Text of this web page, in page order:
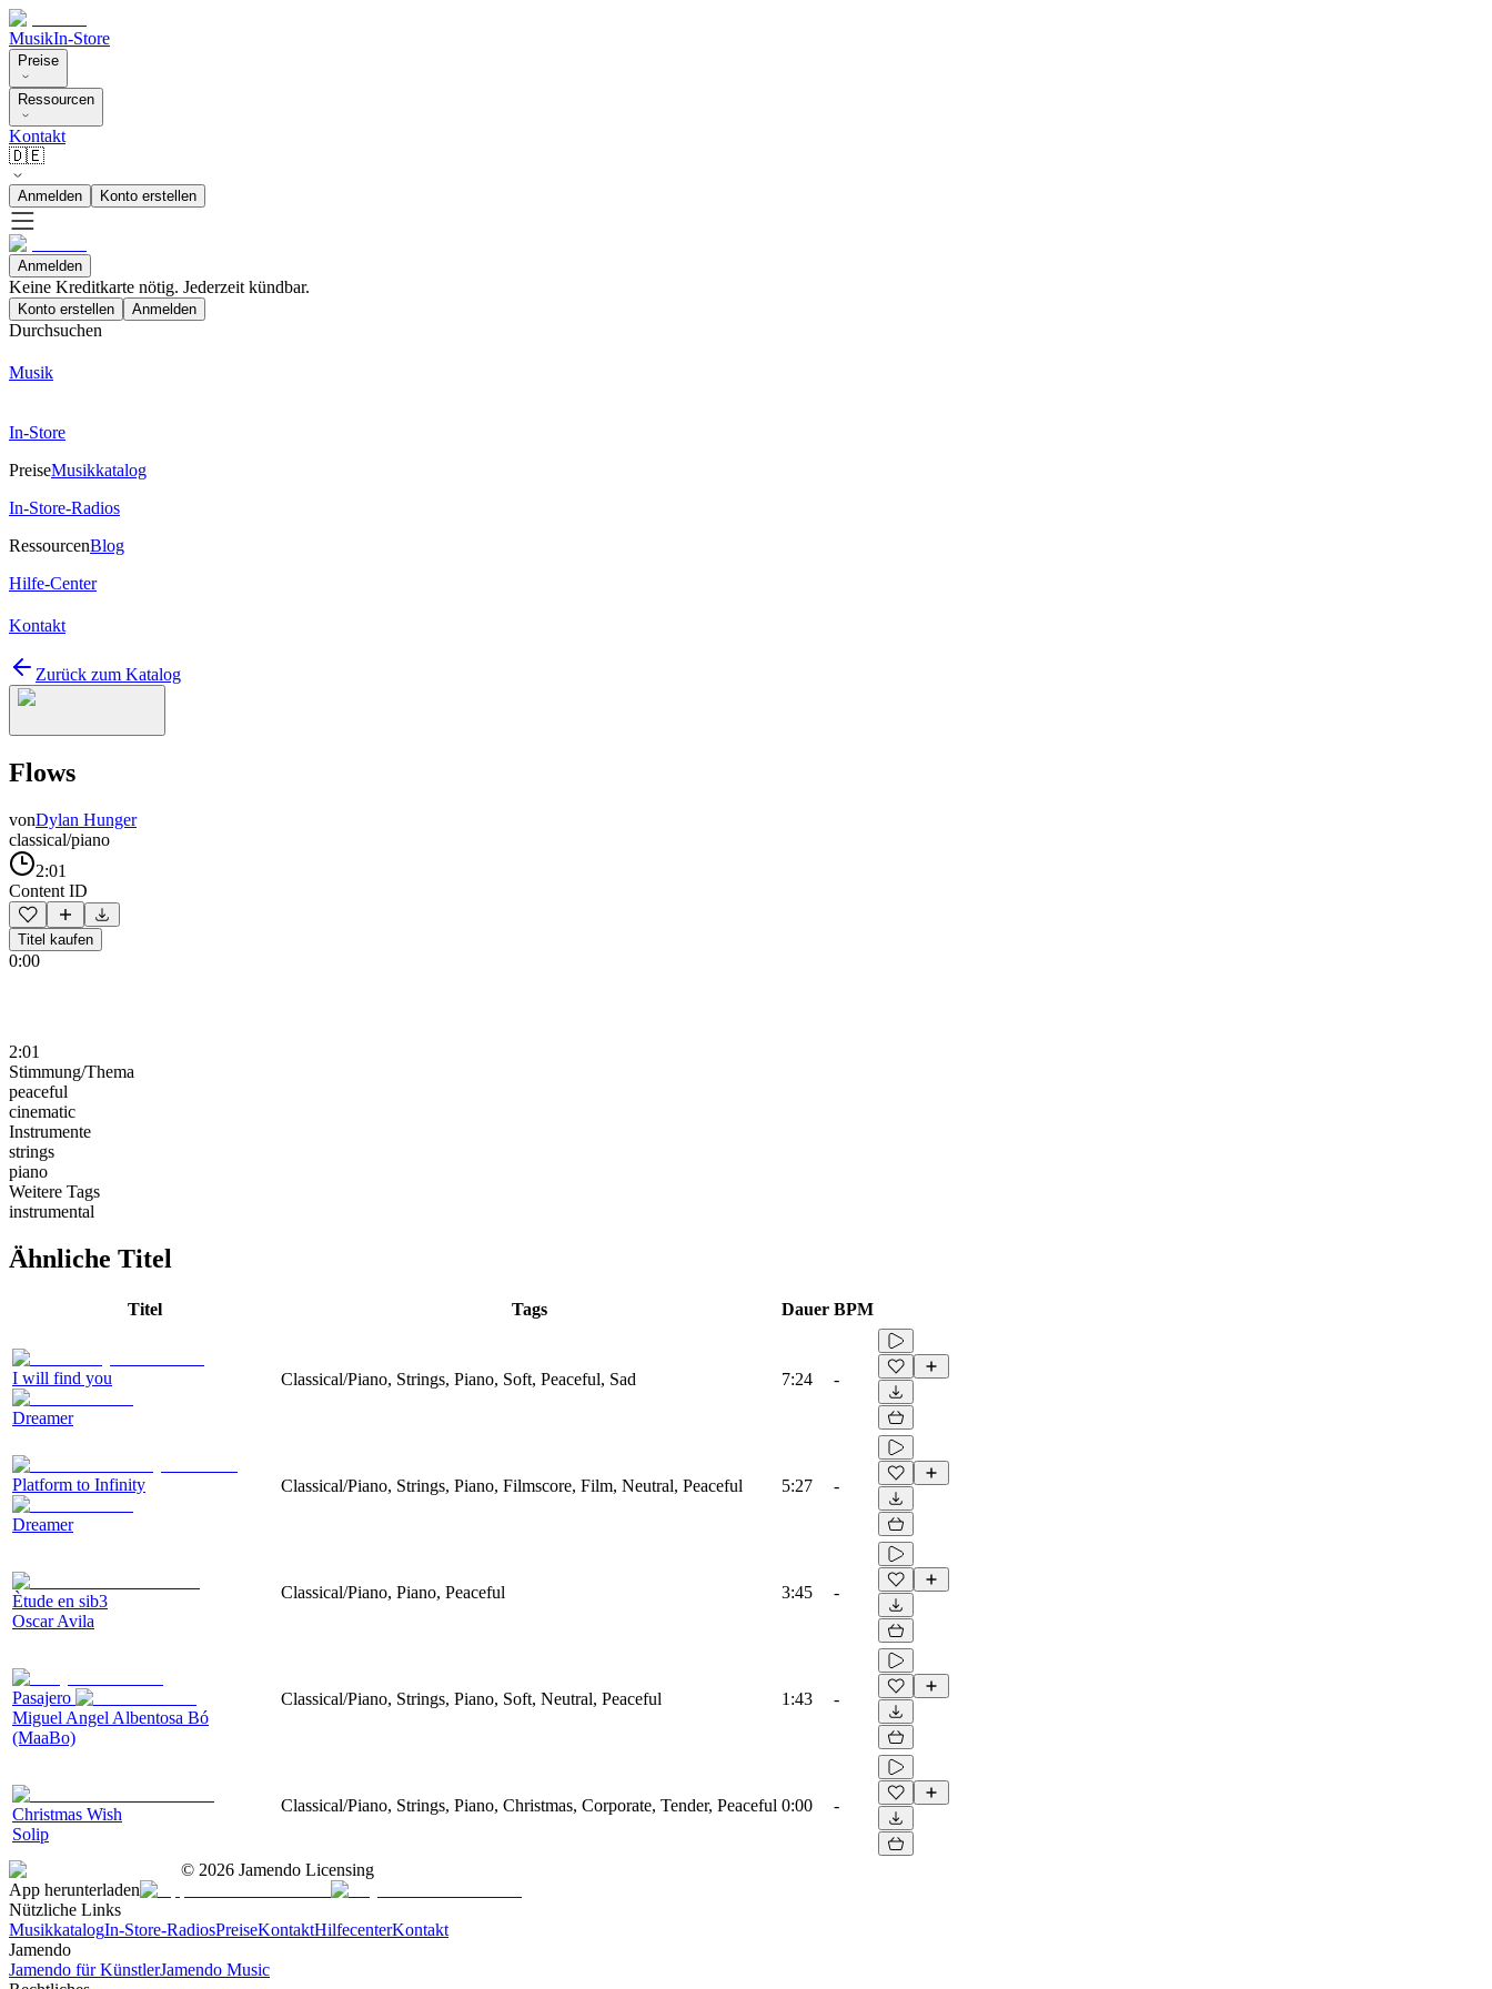
MusikIn-Store
Preise
Ressourcen
Kontakt
🇩🇪
Anmelden Konto erstellen
Anmelden
Keine Kreditkarte nötig. Jederzeit kündbar.
Konto erstellen Anmelden
Durchsuchen
Musik
In-Store
PreiseMusikkatalog
In-Store-Radios
RessourcenBlog
Hilfe-Center
Kontakt
Zurück zum Katalog
Flows
vonDylan Hunger
classical/piano
2:01
Content ID
Titel kaufen
0:00
2:01
Stimmung/Thema
peaceful
cinematic
Instrumente
strings
piano
Weitere Tags
instrumental
Ähnliche Titel
Titel Tags Dauer BPM
I will find you
Dreamer
Classical/Piano, Strings, Piano, Soft, Peaceful, Sad 7:24 -
Platform to Infinity
Dreamer
Classical/Piano, Strings, Piano, Filmscore, Film, Neutral, Peaceful 5:27 -
Ètude en sib3
Oscar Avila
Classical/Piano, Piano, Peaceful 3:45 -
Pasajero
Miguel Angel Albentosa Bó
(MaaBo)
Classical/Piano, Strings, Piano, Soft, Neutral, Peaceful 1:43 -
Christmas Wish
Solip
Classical/Piano, Strings, Piano, Christmas, Corporate, Tender, Peaceful 0:00 -
© 2026 Jamendo Licensing
App herunterladen
Nützliche Links
MusikkatalogIn-Store-RadiosPreiseKontaktHilfecenterKontakt
Jamendo
Jamendo für KünstlerJamendo Music